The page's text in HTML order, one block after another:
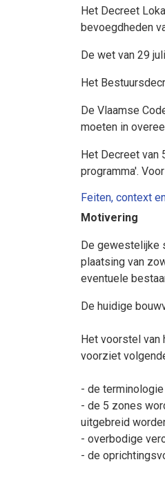
Het Decreet
bevoegdheden
De wet van 29
Het
De Vlaamse
moeten in
Het Decreet van
programma'.
Feiten, context
Motivering
De gewestelijke
plaatsing van
eventuele
De huidige
Het voorstel van
voorziet
- de
- de 5 zones
uitgebreid
- overbodige
- de